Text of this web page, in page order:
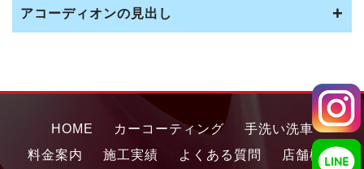
アコーディオンの見出し
HOME カーコーティング
手洗い洗車
料金案内
施工実績 よくある質問
店舗概要